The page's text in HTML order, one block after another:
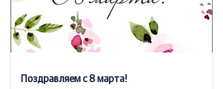
Поздравляем с 8 марта!